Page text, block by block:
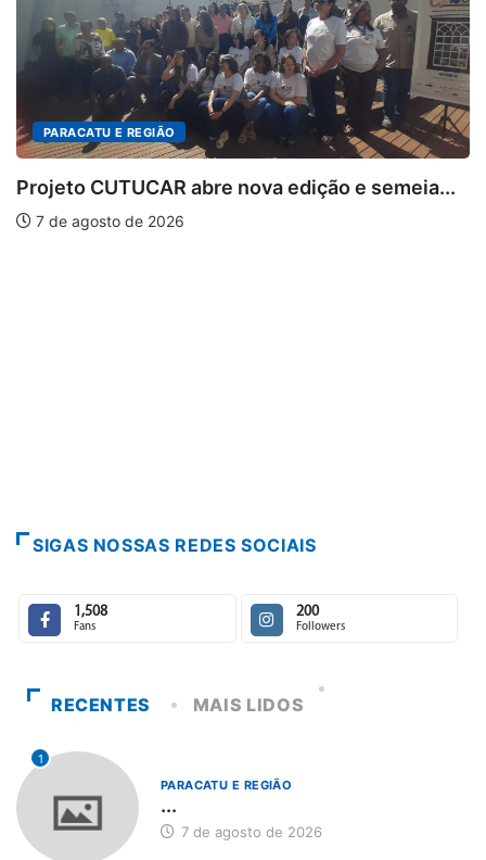
e semeia...
SIGAS NOSSAS REDES SOCIAIS
1,508
Fans
200
Followers
RECENTES MAIS LIDOS
1
PARACATU E REGIÃO
...
7 de agosto de 2026